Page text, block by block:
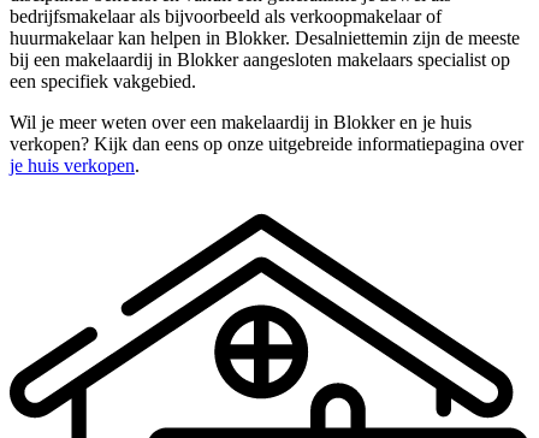
bedrijfsmakelaar als bijvoorbeeld als verkoopmakelaar of
huurmakelaar kan helpen in Blokker. Desalniettemin zijn de meeste
bij een makelaardij in Blokker aangesloten makelaars specialist op
een specifiek vakgebied.
Wil je meer weten over een makelaardij in Blokker en je huis
verkopen? Kijk dan eens op onze uitgebreide informatiepagina over
je huis verkopen.